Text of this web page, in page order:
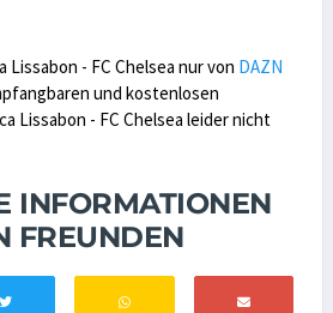
Lissabon - FC Chelsea nur von DAZN
und kostenlosen
Lissabon - FC Chelsea leider nicht
INFORMATIONEN
FREUNDEN